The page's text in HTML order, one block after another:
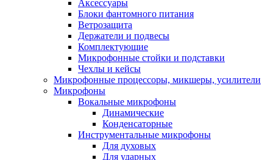
Аксессуары
Блоки фантомного питания
Ветрозащита
Держатели и подвесы
Комплектующие
Микрофонные стойки и подставки
Чехлы и кейсы
Микрофонные процессоры, микшеры, усилители
Микрофоны
Вокальные микрофоны
Динамические
Конденсаторные
Инструментальные микрофоны
Для духовых
Для ударных